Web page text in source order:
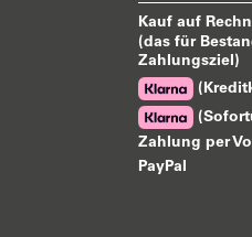
Kauf auf
(das für
Zahlungsziel)
Zahlung per
PayPal